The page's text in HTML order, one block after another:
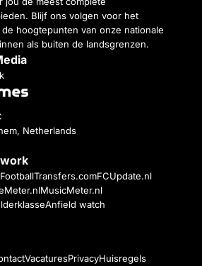
Blijf ons volgen voor het
hoogtepunten van onze nationale
als buiten de landsgrenzen.
Netherlands
FootballTransfers.comFCUpdate.nl
MusicMeter.nl
Anfield watch
VacaturesPrivacyHuisregels